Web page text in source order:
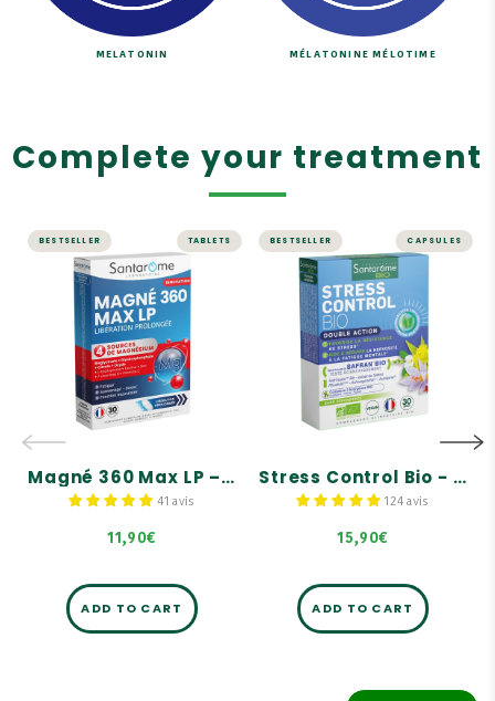
MELATONIN MÉLATONINE MÉLOTIME
Complete your treatment
BESTSELLER TABLETS
Magné 360 Max LP – Extended Release
41 avis
11,90€
STRESS
Magné 360 Max
LP – Extended
Release
4 sources of magnesium
Extended release for
optimal effectiveness
Fatigue, overwork, stress,
ADD TO CART
BESTSELLER CAPSULES
Stress Control Bio - 30 capsules
124 avis
15,90€
STRESS AND MEMORY
Stress Control Bio
- 30 capsules
Highly concentrated in
organic saffron: 150 mg
Proven effectiveness in 2
weeks
Enriched with a trio of
ADD TO CART